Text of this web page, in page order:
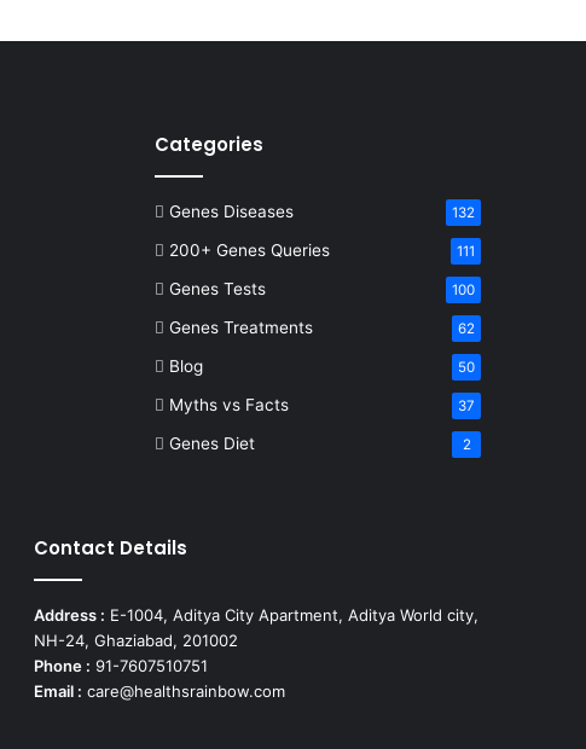
Categories
Genes Diseases 132
200+ Genes Queries 111
Genes Tests 100
Genes Treatments 62
Blog 50
Myths vs Facts 37
Genes Diet 2
Contact Details
Address : E-1004, Aditya City Apartment, Aditya World city,
NH-24, Ghaziabad, 201002
Phone : 91-7607510751
Email : care@healthsrainbow.com